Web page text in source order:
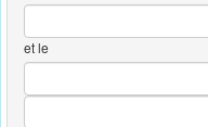
et le